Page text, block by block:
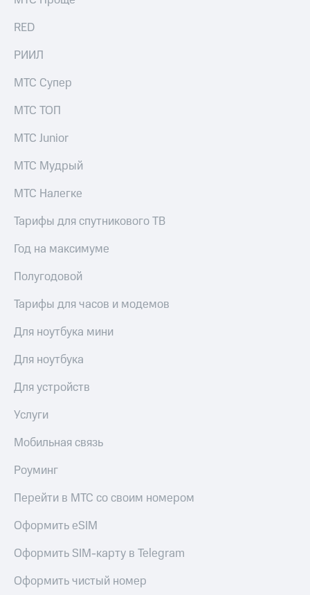
Рынок
акций
Программа
приобретения
Порядок
выкупа
Дивиденды
облигаций
Описание
Уведомление
погашении
облигаций
Регистратор
Реквизиты
развитие
этика
На главную
RED
РИИЛ
МТС Супер
МТС ТОП
МТС Junior
МТС Мудрый
МТС Налегке
Тарифы для спутникового ТВ
Год на максимуме
Полугодовой
Тарифы для часов и модемов
Для ноутбука мини
Для ноутбука
Для устройств
Услуги
Мобильная связь
Роуминг
Перейти в МТС со своим номером
Оформить eSIM
Оформить SIM-карту в Telegram
Оформить чистый номер